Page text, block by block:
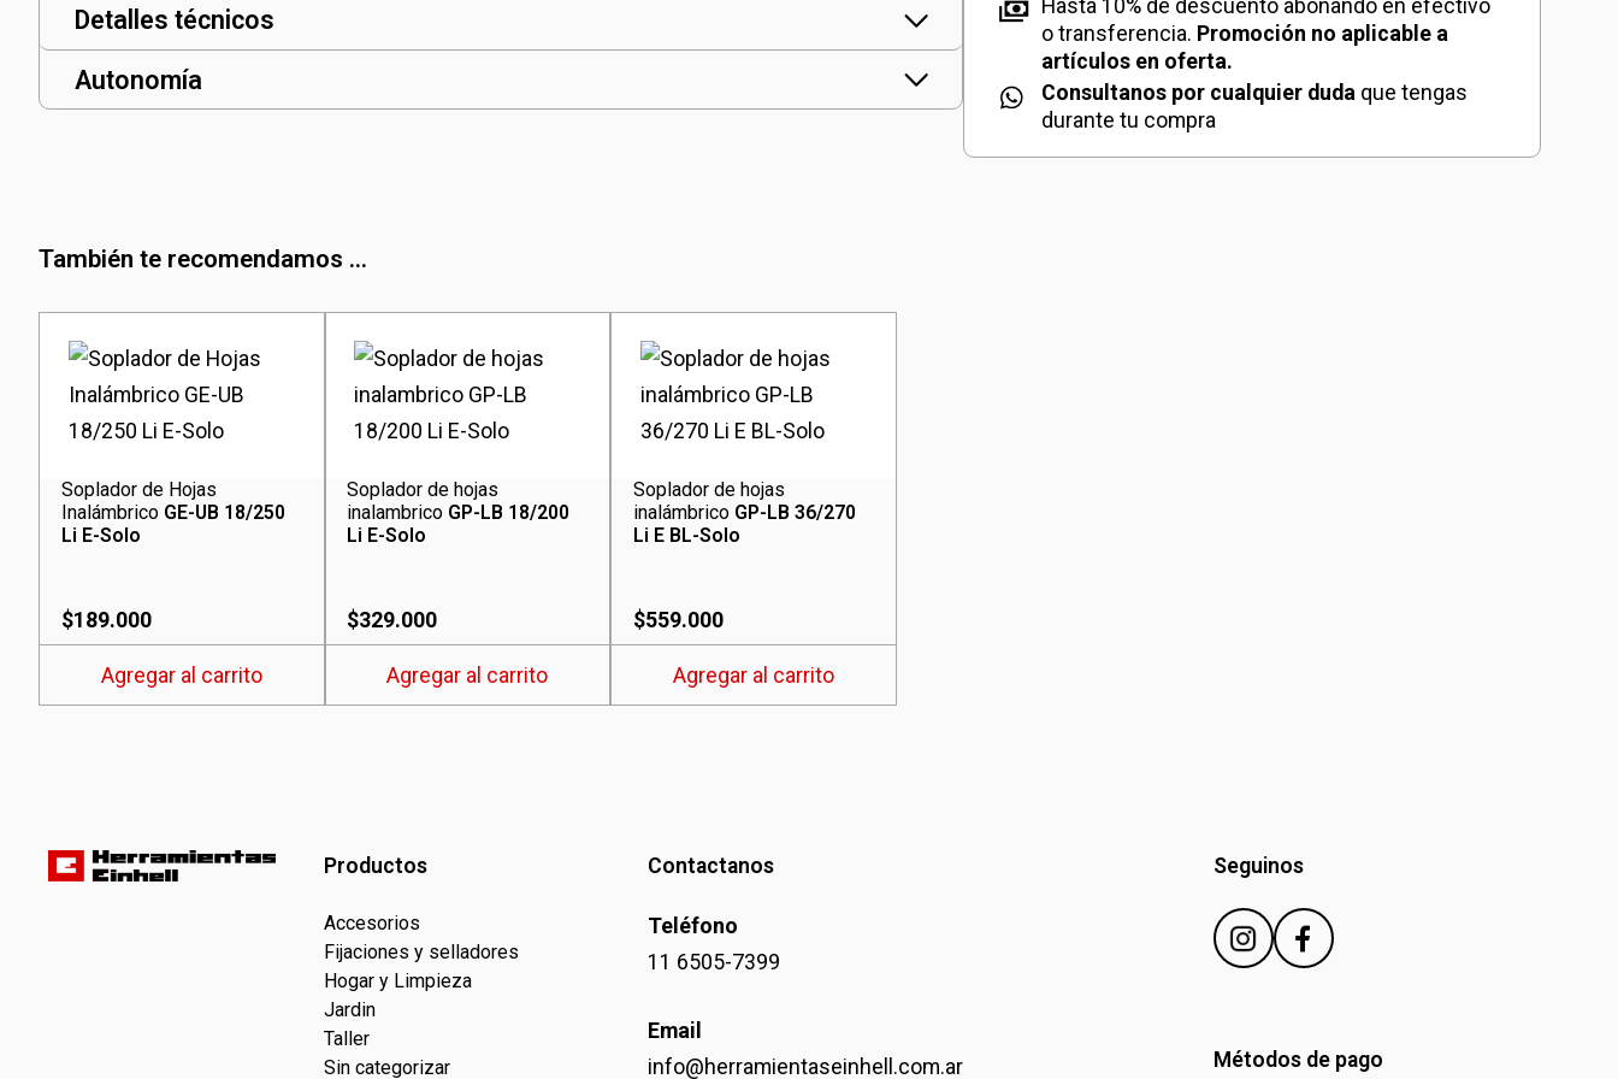
(4x4,0Ah)
cantidad
Detalles técnicos
Autonomía
Hasta 10% de descuento abonando en efectivo
o transferencia. Promoción no aplicable a
artículos en oferta.
Consultanos por cualquier duda que tengas
durante tu compra
También te recomendamos ...
Soplador de Hojas
Inalámbrico GE-UB 18/250
Li E-Solo
$189.000
Agregar al carrito
Soplador de hojas
inalambrico GP-LB 18/200
Li E-Solo
$329.000
Agregar al carrito
Soplador de hojas
inalámbrico GP-LB 36/270
Li E BL-Solo
$559.000
Agregar al carrito
Productos
Accesorios
Fijaciones y selladores
Hogar y Limpieza
Jardin
Taller
Sin categorizar
Contactanos
Teléfono
11 6505-7399
Email
info@herramientaseinhell.com.ar
Seguinos
Métodos de pago